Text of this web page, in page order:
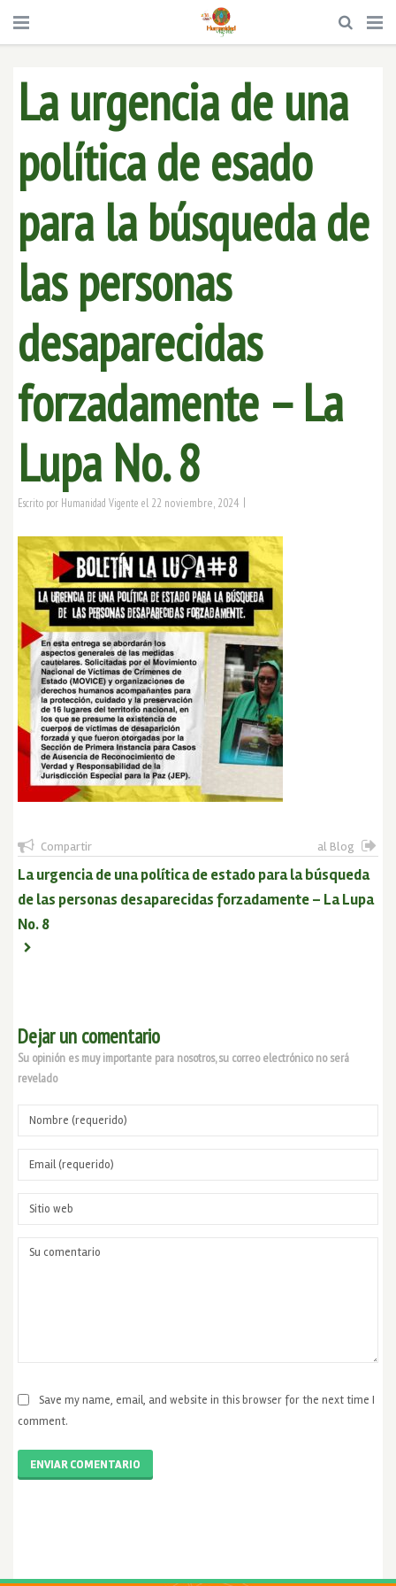
La urgencia de una
política de esado
para la búsqueda de
las personas
desaparecidas
forzadamente – La
Lupa No. 8
Escrito por Humanidad Vigente el 22 noviembre, 2024 |
Compartir al Blog
La urgencia de una política de estado para la búsqueda
de las personas desaparecidas forzadamente – La Lupa
No. 8
Dejar un comentario
Su opinión es muy importante para nosotros, su correo electrónico no será
revelado
Save my name, email, and website in this browser for the next time I
comment.
ENVIAR COMENTARIO